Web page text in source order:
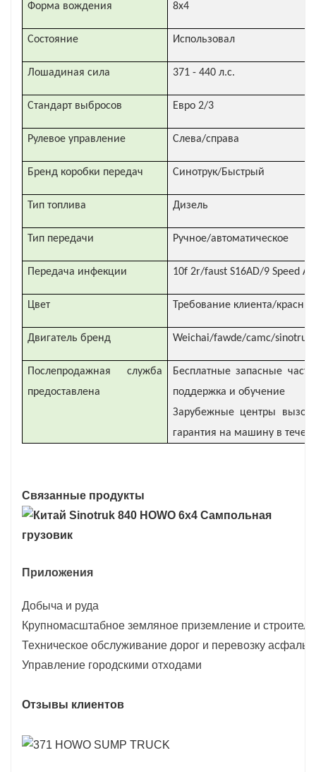
Форма вождения 8x4
Состояние Использовал
Лошадиная сила 371 - 440 л.с.
Стандарт выбросов Евро 2/3
Рулевое управление Слева/справа
Бренд коробки передач Синотрук/Быстрый
Тип топлива Дизель
Тип передачи Ручное/автоматическое
Передача инфекции 10f 2r/faust S16AD/9 Speed
Цвет Требование клиента/
Двигатель бренд Weichai/fawde/camc/
Послепродажная служба
предоставлена
Бесплатные запасные части
поддержка и обучение
Зарубежные центры
гарантия на машину в
Связанные продукты
Приложения
Добыча и руда
Крупномасштабное земляное приземление и
Техническое обслуживание дорог и перевозку
Управление городскими отходами
Отзывы клиентов